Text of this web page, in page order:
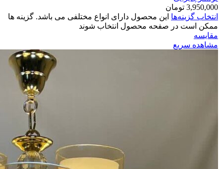
3,950,000 تومان
انتخاب گزینه‌ها این محصول دارای انواع مختلفی می باشد. گزینه ها
ممکن است در صفحه محصول انتخاب شوند
مقایسه
مشاهده سریع